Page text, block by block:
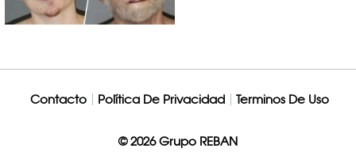
Contacto Política De Privacidad Terminos De Uso
© 2026 Grupo REBAN